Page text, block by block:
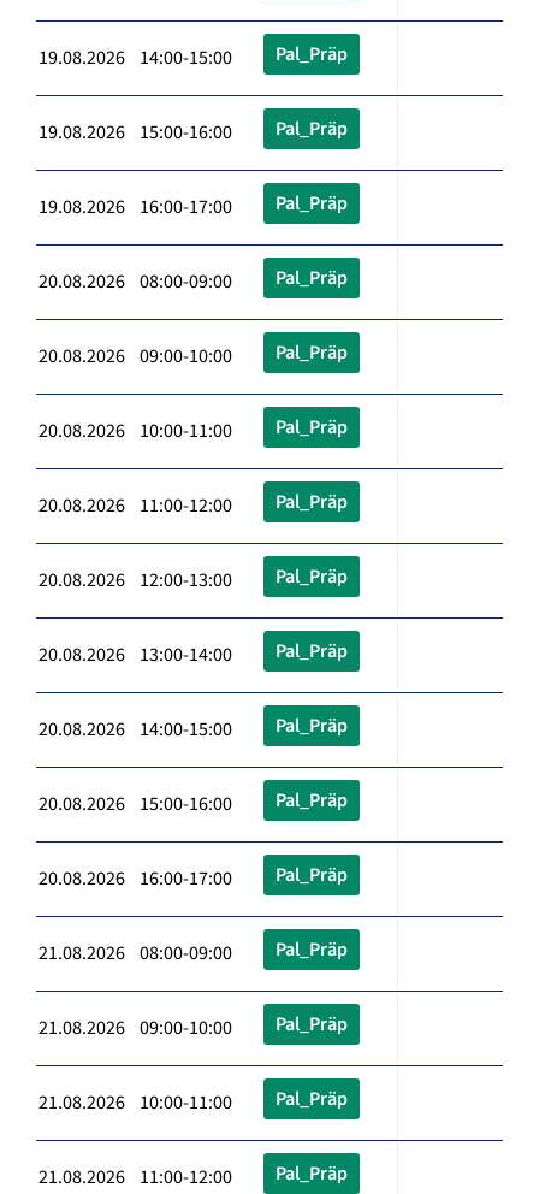
19.08.2026 14:00-15:00 Pal_Präp
19.08.2026 15:00-16:00 Pal_Präp
19.08.2026 16:00-17:00 Pal_Präp
20.08.2026 08:00-09:00 Pal_Präp
20.08.2026 09:00-10:00 Pal_Präp
20.08.2026 10:00-11:00 Pal_Präp
20.08.2026 11:00-12:00 Pal_Präp
20.08.2026 12:00-13:00 Pal_Präp
20.08.2026 13:00-14:00 Pal_Präp
20.08.2026 14:00-15:00 Pal_Präp
20.08.2026 15:00-16:00 Pal_Präp
20.08.2026 16:00-17:00 Pal_Präp
21.08.2026 08:00-09:00 Pal_Präp
21.08.2026 09:00-10:00 Pal_Präp
21.08.2026 10:00-11:00 Pal_Präp
21.08.2026 11:00-12:00 Pal_Präp